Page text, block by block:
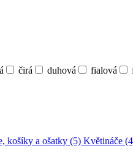
čirá duhová fialová
košíky a ošatky (5) Květináče